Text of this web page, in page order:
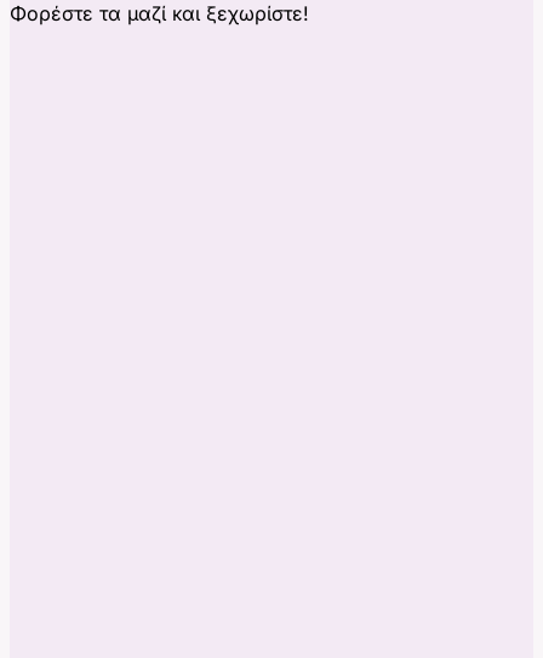
Φορέστε τα μαζί και ξεχωρίστε!